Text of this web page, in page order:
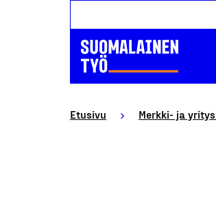
Etusivu Merkki- ja